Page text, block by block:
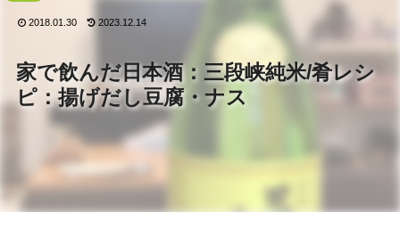
家で飲んだ日本酒：三段峡純米/肴レシ
ピ：揚げだし豆腐・ナス
2018.01.30 2023.12.14